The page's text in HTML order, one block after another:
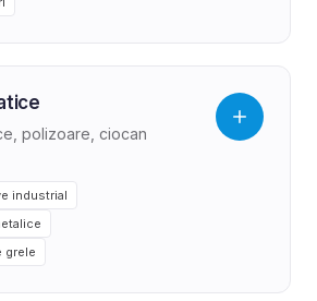
polizoare, ciocan
industrial
grele